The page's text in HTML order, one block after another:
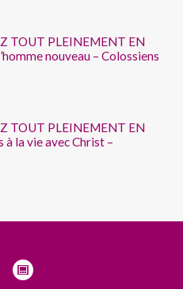
TOUT PLEINEMENT EN
nouveau – Colossiens
TOUT PLEINEMENT EN
à la vie avec Christ –